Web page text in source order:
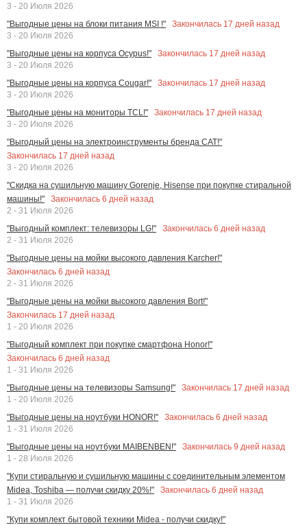
3 - 20 Июля 2026
"Выгодные цены на блоки питания MSI !"
Закончилась 17 дней назад
3 - 20 Июля 2026
"Выгодные цены на корпуса Ocypus!"
Закончилась 17 дней назад
3 - 20 Июля 2026
"Выгодные цены на корпуса Cougar!"
Закончилась 17 дней назад
3 - 20 Июля 2026
"Выгодные цены на мониторы TCL!"
Закончилась 17 дней назад
3 - 20 Июля 2026
"Выгодный цены на электроинструменты бренда CAT!"
Закончилась 17 дней назад
3 - 20 Июля 2026
"Скидка на сушильную машину Gorenje, Hisense при покупке стиральной
машины!"
Закончилась 6 дней назад
2 - 31 Июля 2026
"Выгодный комплект: телевизоры LG!"
Закончилась 6 дней назад
2 - 31 Июля 2026
"Выгодные цены на мойки высокого давления Karcher!"
Закончилась 6 дней назад
2 - 31 Июля 2026
"Выгодные цены на мойки высокого давления Bort!"
Закончилась 17 дней назад
1 - 20 Июля 2026
"Выгодный комплект при покупке смартфона Honor!"
Закончилась 6 дней назад
1 - 31 Июля 2026
"Выгодные цены на телевизоры Samsung!"
Закончилась 17 дней назад
1 - 20 Июля 2026
"Выгодные цены на ноутбуки HONOR!"
Закончилась 6 дней назад
1 - 31 Июля 2026
"Выгодные цены на ноутбуки MAIBENBEN!"
Закончилась 9 дней назад
1 - 28 Июля 2026
"Купи стиральную и сушильную машины с соединительным элементом
Midea, Toshiba — получи скидку 20%!"
Закончилась 6 дней назад
1 - 31 Июля 2026
"Купи комплект бытовой техники Midea - получи скидку!"